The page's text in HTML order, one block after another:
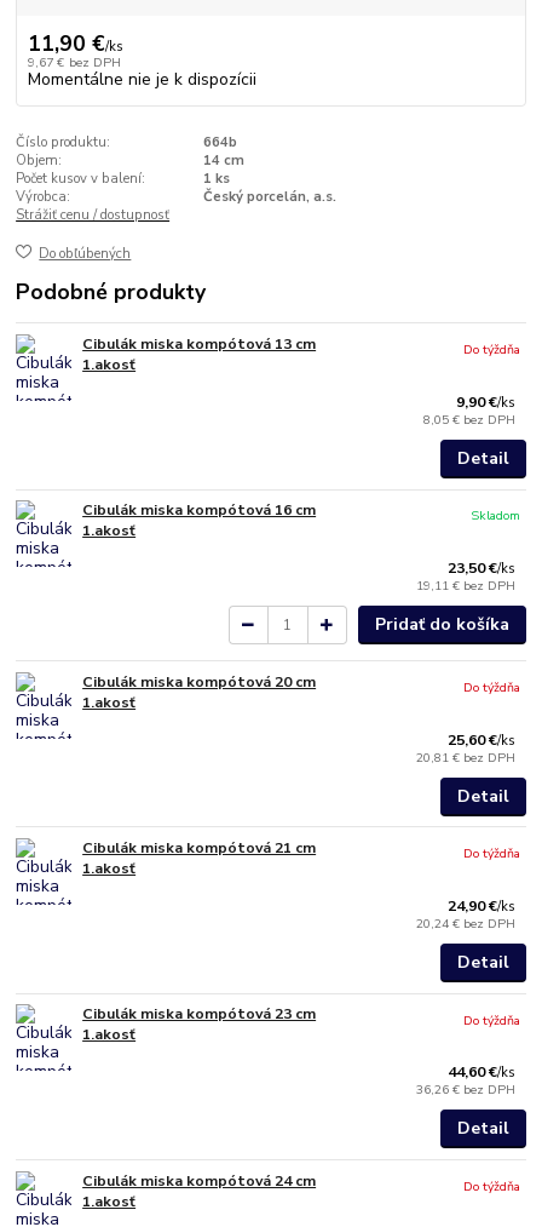
11,90 €/ks
9,67 € bez DPH
Momentálne nie je k dispozícii
Číslo produktu:
664b
Objem:
14 cm
Počet kusov v balení:
1 ks
Výrobca:
Český porcelán, a.s.
Strážiť cenu / dostupnosť
Do obľúbených
Podobné produkty
Cibulák miska kompótová 13 cm
1.akosť
9,90 €/ks
8,05 € bez DPH
Do týždňa
Detail
Cibulák miska kompótová 16 cm
1.akosť
23,50 €/ks
19,11 € bez DPH
Skladom
Pridať do košíka
Cibulák miska kompótová 20 cm
1.akosť
25,60 €/ks
20,81 € bez DPH
Do týždňa
Detail
Cibulák miska kompótová 21 cm
1.akosť
24,90 €/ks
20,24 € bez DPH
Do týždňa
Detail
Cibulák miska kompótová 23 cm
1.akosť
44,60 €/ks
36,26 € bez DPH
Do týždňa
Detail
Cibulák miska kompótová 24 cm
1.akosť
Do týždňa